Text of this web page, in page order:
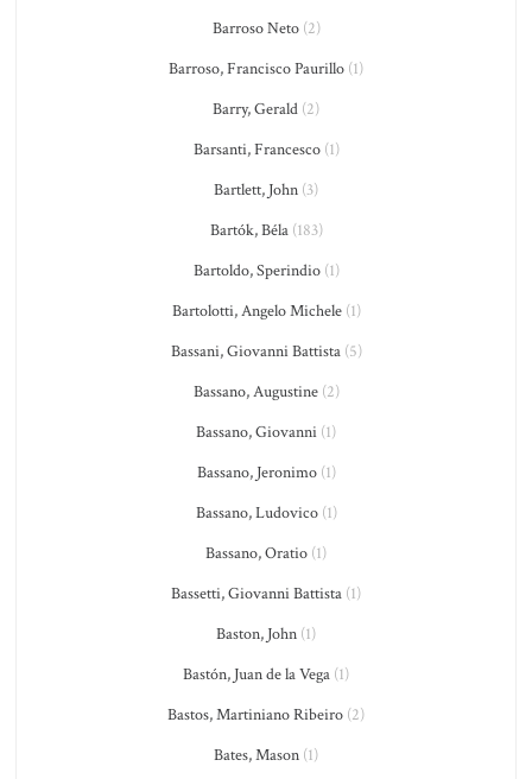
Barroso Neto(2)
Barroso, Francisco Paurillo (1)
Barry, Gerald (2)
Barsanti, Francesco(1)
Bartlett, John (3)
Bartók, Béla(183)
Bartoldo, Sperindio(1)
Bartolotti, Angelo Michele(1)
Bassani, Giovanni Battista(5)
Bassano, Augustine(2)
Bassano, Giovanni (1)
Bassano, Jeronimo(1)
Bassano, Ludovico(1)
Bassano, Oratio (1)
Bassetti, Giovanni Battista (1)
Baston, John (1)
Bastón, Juan de la Vega (1)
Bastos, Martiniano Ribeiro (2)
Bates, Mason (1)